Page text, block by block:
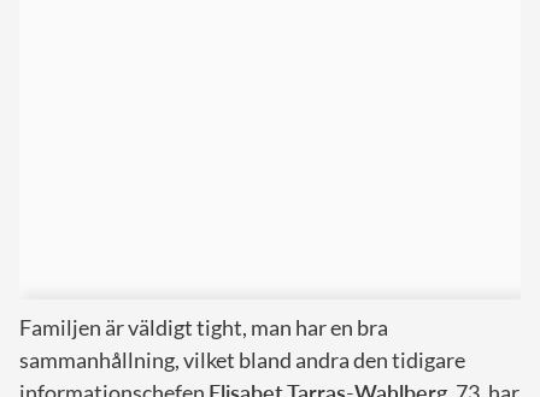
Familjen är väldigt tight, man har en bra
sammanhållning, vilket bland andra den tidigare